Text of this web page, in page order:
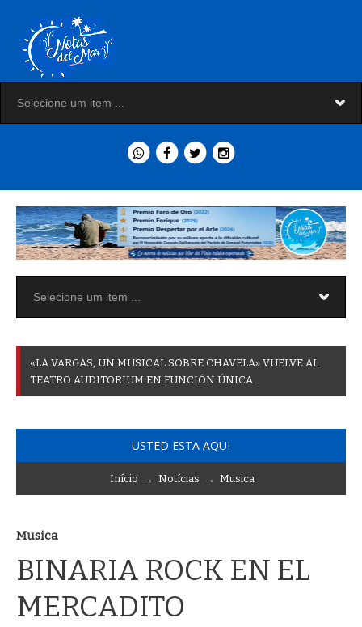
«LA VARGAS UN MUSICAL SOBRE CHAVELA» VUELVE AL
TEATRO AUDITORIUM EN FUNCIÓN ÚNICA
USTED ESTA AQUI
Início → Notícias → Musica
Musica
BINARIA ROCK EN EL
MERCADITO